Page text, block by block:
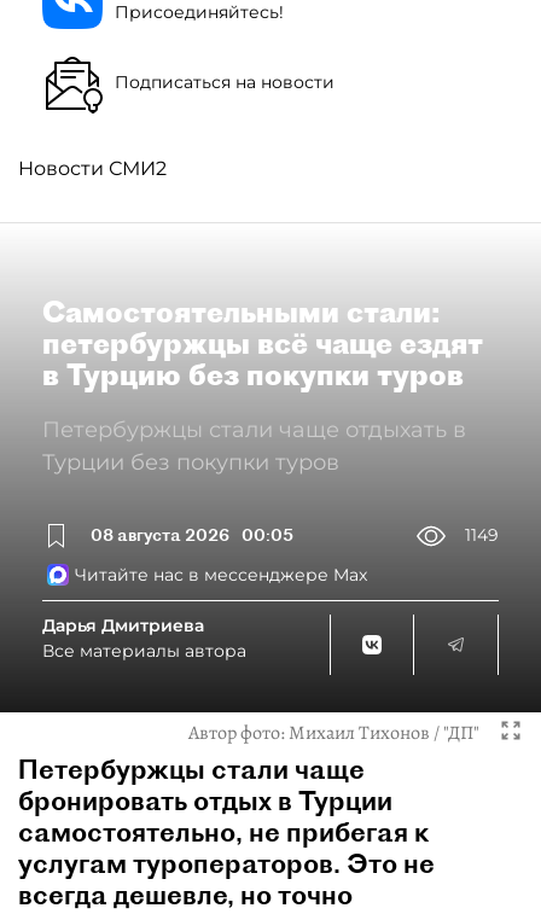
Присоединяйтесь!
Подписаться на новости
Новости СМИ2
Самостоятельными стали:
петербуржцы всё чаще ездят
в Турцию без покупки туров
Петербуржцы стали чаще отдыхать в
Турции без покупки туров
08 августа 2026 00:05
1149
Читайте нас в мессенджере Max
Дарья Дмитриева
Все материалы автора
Автор фото:Михаил Тихонов / "ДП"
Петербуржцы стали чаще
бронировать отдых в Турции
самостоятельно, не прибегая к
услугам туроператоров. Это не
всегда дешевле, но точно